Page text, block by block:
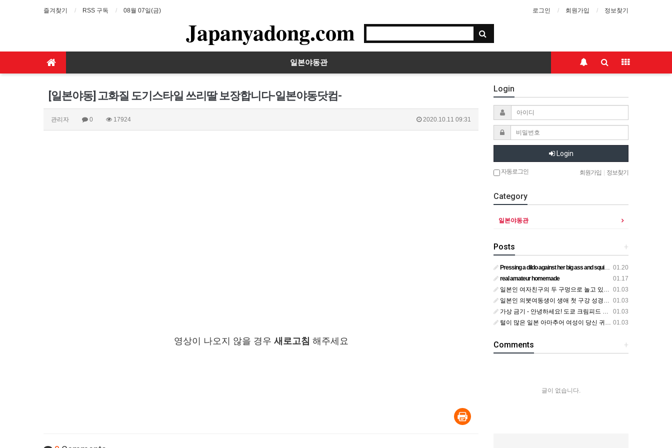
즐겨찾기 RSS 구독 08월 07일(금) 로그인 회원가입 정보찾기
Japanyadong.com
일본야동관
[일본야동] 고화질 도기스타일 쓰리딸 보장합니다-일본야동닷컴-
관리자 0 17924 2020.10.11 09:31
영상이 나오지 않을 경우 새로고침 해주세요
Login
Login
자동로그인 회원가입 정보찾기
Category
일본야동관
+
Posts
01.20
Pressing a dildo against her big ass and squirting from below
01.17
real amateur homemade
01.03
일본인 여자친구의 두 구멍으로 놀고 있어요
01.03
일본인 의붓여동생이 생애 첫 구강 성경험을 공개하다
01.03
가상 금기 - 안녕하세요! 도쿄 크림피드 시엘에서
01.03
털이 많은 일본 아마추어 여성이 당신 귀에 대고 신음하며 자위합니다. 그녀가 오르가즘에 도달하는 모습을 보세요?
+
Comments
글이 없습니다.